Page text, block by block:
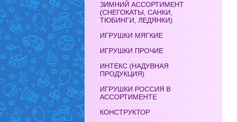
ЗИМНИЙ АССОРТИМЕНТ
(СНЕГОКАТЫ, САНКИ,
ТЮБИНГИ, ЛЕДЯНКИ)
ИГРУШКИ МЯГКИЕ
ИГРУШКИ ПРОЧИЕ
ИНТЕКС (НАДУВНАЯ
ПРОДУКЦИЯ)
ИГРУШКИ РОССИЯ В
АССОРТИМЕНТЕ
КОНСТРУКТОР